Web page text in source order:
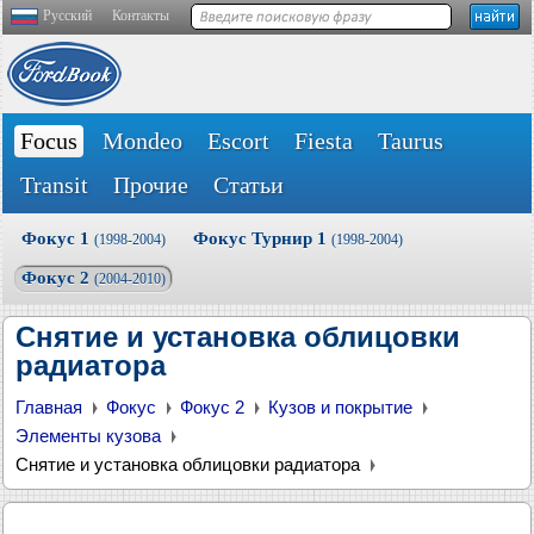
Русский Контакты
Focus Mondeo Escort Fiesta
Taurus
Transit
Прочие Статьи
Фокус 1 (1998-2004) Фокус Турнир 1 (1998-2004)
Фокус 2 (2004-2010)
Снятие и установка облицовки
радиатора
Главная Фокус Фокус 2
Кузов и покрытие
Элементы кузова
Снятие и установка облицовки радиатора